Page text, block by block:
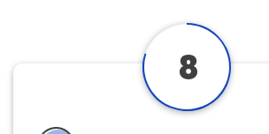
8